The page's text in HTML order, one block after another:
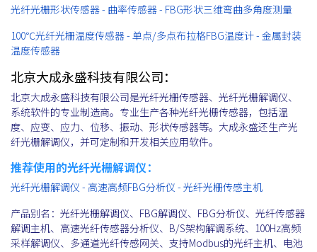
光纤光栅形状传感器 - 曲率传感器 - FBG形状三维弯曲多角度测量
100℃光纤光栅温度传感器 - 单点/多点布拉格FBG温度计 - 金属封装
温度传感器
北京大成永盛科技有限公司：
北京大成永盛科技有限公司是光纤光栅传感器、光纤光栅解调仪、
系统软件的专业制造商。专业生产各种光纤光栅传感器，包括温
度、应变、应力、位移、振动、形状传感器等。大成永盛还生产光
纤光栅解调仪，并可定制和开发相关应用软件。
推荐使用的光纤光栅解调仪：
光纤光栅解调仪 - 高速高频FBG分析仪 - 光纤光栅传感主机
产品别名：光纤光栅解调仪、FBG解调仪、FBG分析仪、光纤传感器
解调主机、高速光纤传感器分析仪、B/S架构解调系统、100Hz高频
采样解调仪、多通道光纤传感网关、支持Modbus的光纤主机、电池